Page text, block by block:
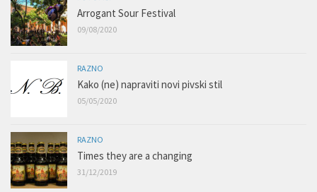
Arrogant Sour Festival
09/08/2020
RAZNO
Kako (ne) napraviti novi pivski stil
05/05/2020
RAZNO
Times they are a changing
31/12/2019